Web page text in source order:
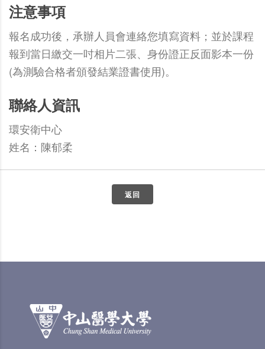
注意事項
報名成功後，承辦人員會連絡您填寫資料；並於課程
報到當日繳交一吋相片二張、身份證正反面影本一份
(為測驗合格者頒發結業證書使用)。
聯絡人資訊
環安衛中心
姓名：陳郁柔
返回